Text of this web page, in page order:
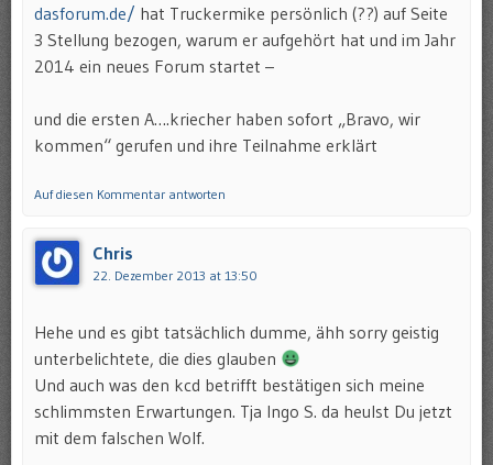
dasforum.de/ hat Truckermike persönlich (??) auf Seite
3 Stellung bezogen, warum er aufgehört hat und im Jahr
2014 ein neues Forum startet –
und die ersten A….kriecher haben sofort „Bravo, wir
kommen“ gerufen und ihre Teilnahme erklärt
Auf diesen Kommentar antworten
Chris
22. Dezember 2013 at 13:50
Hehe und es gibt tatsächlich dumme, ähh sorry geistig
unterbelichtete, die dies glauben
Und auch was den kcd betrifft bestätigen sich meine
schlimmsten Erwartungen. Tja Ingo S. da heulst Du jetzt
mit dem falschen Wolf.